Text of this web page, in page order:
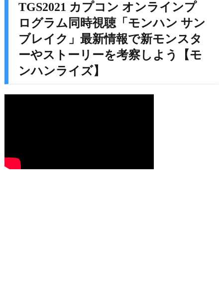
TGS2021 カプコン オンラインプ
ログラム同時視聴「モンハン サン
ブレイク」最新情報で新モンスタ
ーやストーリーを考察しよう【モ
ンハンライズ】